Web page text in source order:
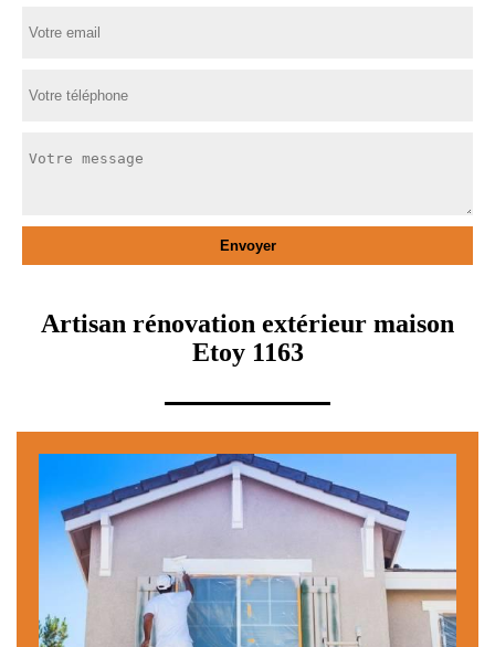
Artisan rénovation extérieur maison
Etoy 1163